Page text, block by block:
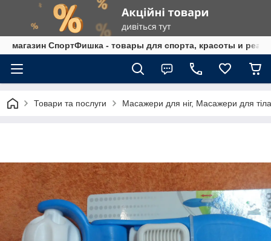
магазин СпортФишка - товары для спорта, красоты и
Товари та послуги Масажери для ніг, Масажери для